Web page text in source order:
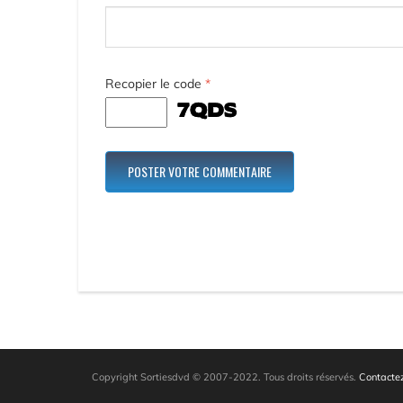
Recopier le code *
Copyright Sortiesdvd © 2007-2022. Tous droits réservés.